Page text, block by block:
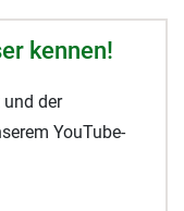
kennen!
und der
YouTube-